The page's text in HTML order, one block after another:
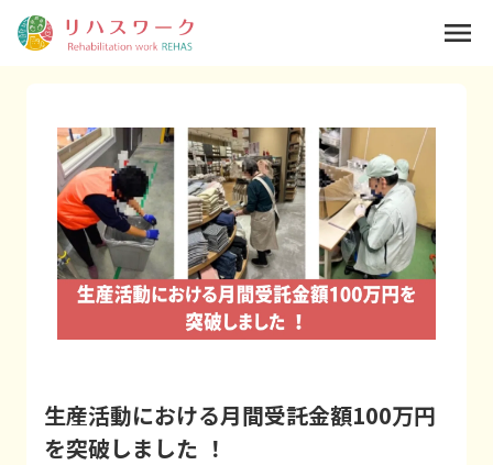
生産活動における月間受託金額100万円
を突破しました ！
menu